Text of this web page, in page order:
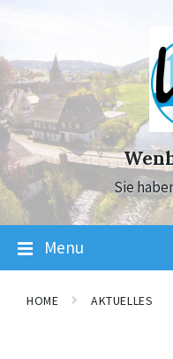
navigation
Sie
Menu
HOME AKTUELLES